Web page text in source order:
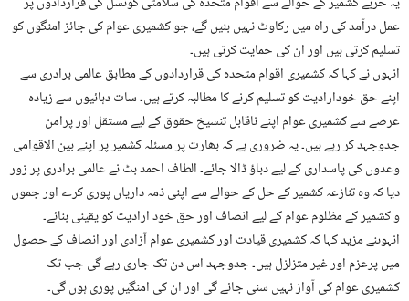
عمل درآمد کی راہ میں رکاوٹ نہیں بنیں گے، جو کشمیری عوام کی جائز امنگوں کو
تسلیم کرتی ہیں اور ان کی حمایت کرتی ہیں۔
انہوں نے کہا کہ کشمیری اقوام متحدہ کی قراردادوں کے مطابق عالمی برادری سے
اپنے حق خودارادیت کو تسلیم کرنے کا مطالبہ کرتے ہیں۔ سات دہائیوں سے زیادہ
عرصے سے کشمیری عوام اپنے ناقابل تنسیخ حقوق کے لیے مستقل اور پرامن
جدوجہد کر رہے ہیں۔ یہ ضروری ہے کہ بھارت پر مسئلہ کشمیر پر اپنے بین الاقوامی
وعدوں کی پاسداری کے لیے دباؤ ڈالا جائے۔ الطاف احمد بٹ نے عالمی برادری پر زور
دیا کہ وہ تنازعہ کشمیر کے حل کے حوالے سے اپنی ذمہ داریاں پوری کرے اور جموں
و کشمیر کے مظلوم عوام کے لیے انصاف اور حق خود ارادیت کو یقینی بنائے۔
انہوںنے مزید کہا کہ کشمیری قیادت اور کشمیری عوام آزادی اور انصاف کے حصول
میں پرعزم اور غیر متزلزل ہیں۔ جدوجہد اس دن تک جاری رہے گی جب تک
کشمیری عوام کی آواز نہیں سنی جائے گی اور ان کی امنگیں پوری ہوں گی۔